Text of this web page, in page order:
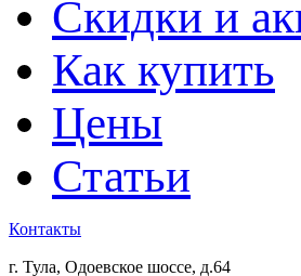
Скидки и
Как купить
Цены
Статьи
Контакты
г. Тула, Одоевское шоссе, д.64